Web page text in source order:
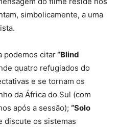
simbolicamente, a uma
podemos citar“Blind
quatro refugiados do
e se tornam os
da África do Sul (com
após a sessão); “Solo
discute os sistemas